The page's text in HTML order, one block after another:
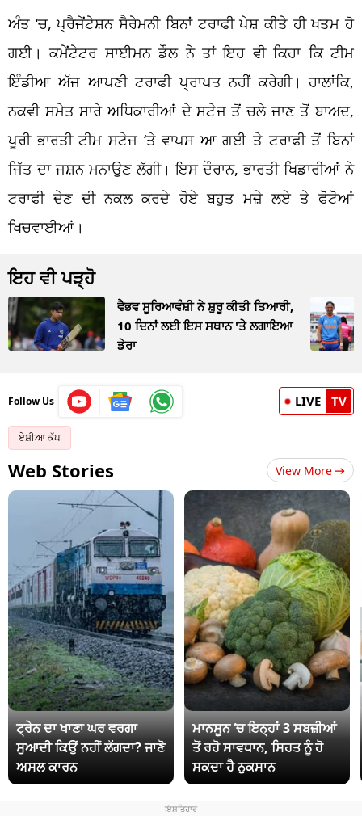
ਅੰਤ ‘ਚ,ਪ੍ਰੈਜੇਂਟੇਸ਼ਨ ਸੈਰੇਮਨੀ ਬਿਨਾਂਟਰਾਫੀ ਪੇਸ਼ ਕੀਤੇਹੀਖਤਮ ਹੋ
ਗਈ ।ਕਮੇਂਟੇਟਰਸਾਈਮਨ ਡੌਲ ਨੇ ਤਾਂ ਇਹ ਵੀ ਕਿਹਾ ਕਿ ਟੀਮ
ਇੰਡੀਆ ਅੱਜ ਆਪਣੀ ਟਰਾਫੀ ਪ੍ਰਾਪਤ ਨਹੀਂ ਕਰੇਗੀ। ਹਾਲਾਂਕਿ,
ਨਕਵੀ ਸਮੇਤ ਸਾਰੇ ਅਧਿਕਾਰੀਆਂ ਦੇ ਸਟੇਜ ਤੋਂ ਚਲੇ ਜਾਣ ਤੋਂ ਬਾਅਦ,
ਪੂਰੀ ਭਾਰਤੀ ਟੀਮ ਸਟੇਜ ‘ਤੇ ਵਾਪਸ ਆ ਗਈ ਤੇ ਟਰਾਫੀ ਤੋਂ ਬਿਨਾਂ
ਜਿੱਤ ਦਾ ਜਸ਼ਨ ਮਨਾਉਣ ਲੱਗੀ। ਇਸ ਦੌਰਾਨ, ਭਾਰਤੀ ਖਿਡਾਰੀਆਂ ਨੇ
ਟਰਾਫੀਦੇਣ ਦੀ ਨਕਲ ਕਰਦੇ ਹੋਏ ਬਹੁਤ ਮਜ਼ੇ ਲਏਤੇ ਫੋਟੋਆਂ
ਖਿਚਵਾਈਆਂ।
ਇਹ ਵੀ ਪੜ੍ਹੋ
ਵੈਭਵ ਸੂਰਿਆਵੰਸ਼ੀ ਨੇ ਸ਼ੁਰੂ ਕੀਤੀ ਤਿਆਰੀ,
10 ਦਿਨਾਂ ਲਈ ਇਸ ਸਥਾਨ 'ਤੇ ਲਗਾਇਆ
ਡੇਰਾ
Follow Us LIVE TV
ਏਸ਼ੀਆ ਕੱਪ
Web Stories View More
ਟ੍ਰੇਨ ਦਾ ਖਾਣਾ ਘਰ ਵਰਗਾ
ਸੁਆਦੀ ਕਿਉਂ ਨਹੀਂ ਲੱਗਦਾ? ਜਾਣੋ
ਅਸਲ ਕਾਰਨ
ਮਾਨਸੂਨ ‘ਚ ਇਨ੍ਹਾਂ 3 ਸਬਜ਼ੀਆਂ
ਤੋਂ ਰਹੋ ਸਾਵਧਾਨ, ਸਿਹਤ ਨੂੰ ਹੋ
ਸਕਦਾ ਹੈ ਨੁਕਸਾਨ